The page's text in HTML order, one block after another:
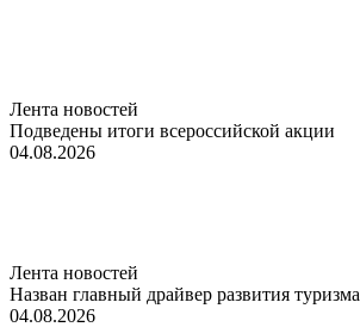
Лента новостей
Подведены итоги всероссийской акции
04.08.2026
Лента новостей
Назван главный драйвер развития туризма
04.08.2026